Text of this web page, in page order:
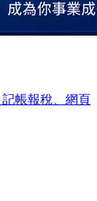
帳報稅、網頁